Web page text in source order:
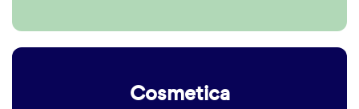
Cosmetica